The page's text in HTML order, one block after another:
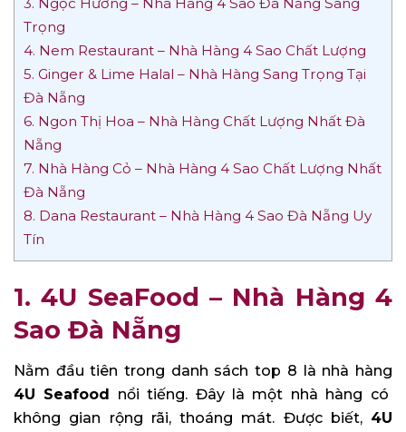
Trọng
4. Nem Restaurant – Nhà Hàng 4 Sao Chất Lượng
5. Ginger & Lime Halal – Nhà Hàng Sang Trọng Tại
Đà Nẵng
6. Ngon Thị Hoa – Nhà Hàng Chất Lượng Nhất Đà
Nẵng
7. Nhà Hàng Cỏ – Nhà Hàng 4 Sao Chất Lượng Nhất
Đà Nẵng
8. Dana Restaurant – Nhà Hàng 4 Sao Đà Nẵng Uy
Tín
1. 4U SeaFood – Nhà Hàng 4
Sao Đà Nẵng
Nằm đầu tiên trong danh sách top 8 là nhà hàng
4U Seafood nổi tiếng. Đây là một nhà hàng có
không gian rộng rãi, thoáng mát. Được biết, 4U